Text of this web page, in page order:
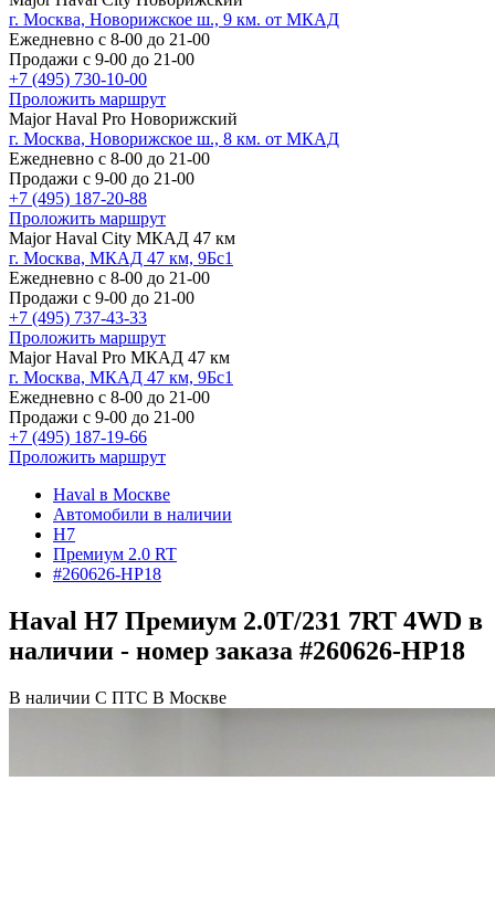
г. Москва, Новорижское ш., 9 км. от МКАД
Ежедневно с 8-00 до 21-00
Продажи с 9-00 до 21-00
+7 (495) 730-10-00
Проложить маршрут
Major Haval Pro Новорижский
г. Москва, Новорижское ш., 8 км. от МКАД
Ежедневно с 8-00 до 21-00
Продажи с 9-00 до 21-00
+7 (495) 187-20-88
Проложить маршрут
Major Haval City МКАД 47 км
г. Москва, МКАД 47 км, 9Бс1
Ежедневно с 8-00 до 21-00
Продажи с 9-00 до 21-00
+7 (495) 737-43-33
Проложить маршрут
Major Haval Pro МКАД 47 км
г. Москва, МКАД 47 км, 9Бс1
Ежедневно с 8-00 до 21-00
Продажи с 9-00 до 21-00
+7 (495) 187-19-66
Проложить маршрут
Haval в Москве
Автомобили в наличии
H7
Премиум 2.0 RT
#260626-HP18
Haval H7 Премиум 2.0Т/231 7RT 4WD в
наличии - номер заказа #260626-HP18
В наличии С ПТС В Москве